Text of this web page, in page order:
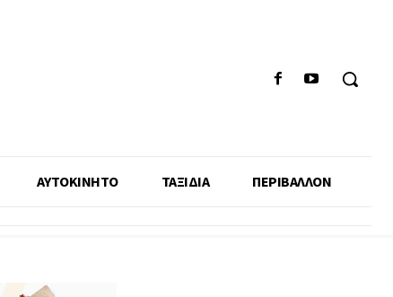
ΑΥΤΟΚΙΝΗΤΟ ΤΑΞΙΔΙΑ ΠΕΡΙΒΑΛΛΟΝ